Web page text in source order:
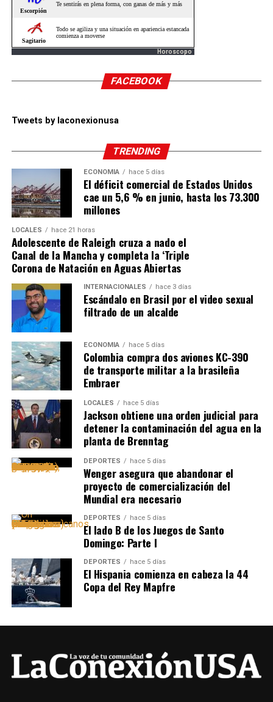
Horoscopo
FACEBOOK
Tweets by laconexionusa
TRENDING
ECONOMÍA hace 5 días
El déficit comercial de Estados Unidos
cae un 5,6 % en junio, hasta los 73.300
millones
LOCALES hace 21 horas
Adolescente de Raleigh cruza a nado el
Canal de la Mancha y completa la ‘Triple
Corona de Natación en Aguas Abiertas
INTERNACIONALES hace 3 días
Escándalo en Brasil por el video sexual
filtrado de un alcalde
ECONOMÍA hace 5 días
Colombia compra dos aviones KC-390
de transporte militar a la brasileña
Embraer
LOCALES hace 5 días
Jackson obtiene una orden judicial para
detener la contaminación del agua en la
planta de Brenntag
DEPORTES hace 5 días
Wenger asegura que abandonar el
proyecto de comercialización del
Mundial era necesario
DEPORTES hace 5 días
El lado B de los Juegos de Santo
Domingo: Parte I
DEPORTES hace 5 días
El Hispania comienza en cabeza la 44
Copa del Rey Mapfre